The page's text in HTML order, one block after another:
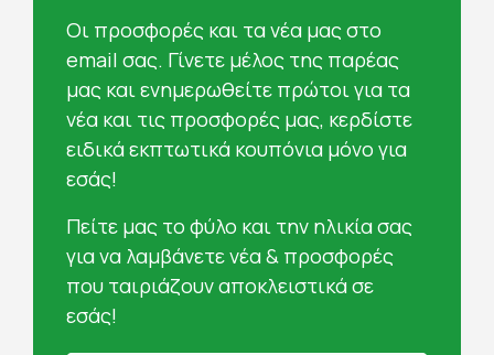
Oι προσφορές και τα νέα μας στο
email σας. Γίνετε μέλος της παρέας
μας και ενημερωθείτε πρώτοι για τα
νέα και τις προσφορές μας, κερδίστε
ειδικά εκπτωτικά κουπόνια μόνο για
εσάς!
Πείτε μας το φύλο και την ηλικία σας
για να λαμβάνετε νέα & προσφορές
που ταιριάζουν αποκλειστικά σε
εσάς!